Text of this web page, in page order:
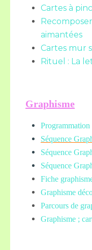
Cartes à
aimantées
Cartes mur
Rituel : La
Graphisme
Séquence
Séquence
Séquence
Fiche
Graphisme
Parcours de
Graphisme ;